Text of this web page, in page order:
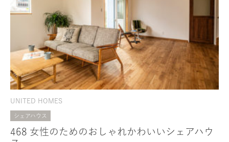
UNITED HOMES
シェアハウス
468 女性のためのおしゃれかわいいシェアハウ